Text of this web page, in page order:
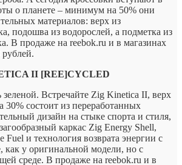
о планете – минимум на 50% они
материалов: верх из
подошва из водорослей, а подметка из
В продаже на reebok.ru и в магазинах
II [REE]CYCLED
Встречайте Zig Kinetica II, верх
состоит из переработанных
дизайн на стыке спорта и стиля,
каркас Zig Energy Shell,
Fuel и технология возврата энергии с
у оригинальной модели, но с
среде. В продаже на reebok.ru и в